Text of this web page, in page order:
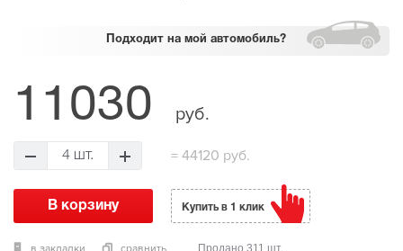
Подходит на мой автомобиль?
11030 руб.
4 шт. = 44120 руб.
Купить в 1 клик
Продано 311 шт.